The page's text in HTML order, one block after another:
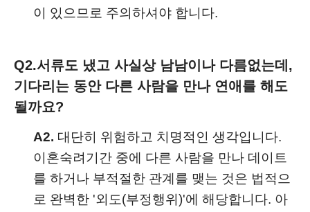
이 있으므로 주의하셔야 합니다.
Q2.서류도 냈고 사실상 남남이나 다름없는데,
기다리는 동안 다른 사람을 만나 연애를 해도
될까요?
A2. 대단히 위험하고 치명적인 생각입니다.
이혼숙려기간 중에 다른 사람을 만나 데이트
를 하거나 부적절한 관계를 맺는 것은 법적으
로 완벽한 '외도(부정행위)'에 해당합니다. 아